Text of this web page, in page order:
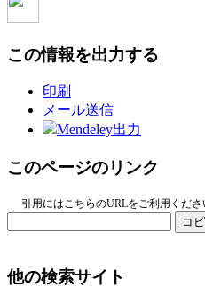
この情報を出力する
印刷
メール送信
Mendeley出力
このページのリンク
引用にはこちらのURLをご利用くださ
コ
他の検索サイト